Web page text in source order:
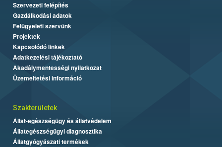
Szervezeti felépítés
Gazdálkodási adatok
Felügyeleti szervünk
Projektek
Kapcsolódó linkek
Adatkezelési tájékoztató
Akadálymentességi nyilatkozat
Üzemeltetési információ
Szakterületek
Állat-egészségügy és állatvédelem
Állategészségügyi diagnosztika
Állatgyógyászati termékek